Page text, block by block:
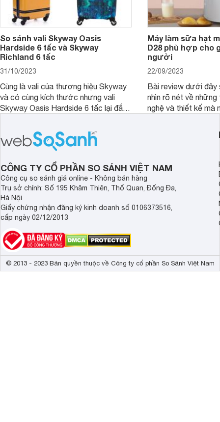
So sánh vali Skyway Oasis
Hardside 6 tấc và Skyway
Richland 6 tấc
31/10/2023
Cùng là vali của thương hiệu Skyway
và có cùng kích thước nhưng vali
Skyway Oasis Hardside 6 tấc lại đắt
triệu đồng.
Máy làm sữa hạt
D28 phù hợp cho
người
22/09/2023
Bài review dưới đây
nhìn rõ nét về những
nghệ và thiết kế mà
thể đưa ra quyết
CÔNG TY CỔ PHẦN SO SÁNH VIỆT NAM
Công cụ so sánh giá online - Không bán hàng
Trụ sở chính: Số 195 Khâm Thiên, Thổ Quan, Đống Đa,
Hà Nội
Giấy chứng nhận đăng ký kinh doanh số 0106373516,
cấp ngày 02/12/2013
© 2013 - 2023 Bản quyền thuộc về Công ty cổ phần So Sánh Việt Nam